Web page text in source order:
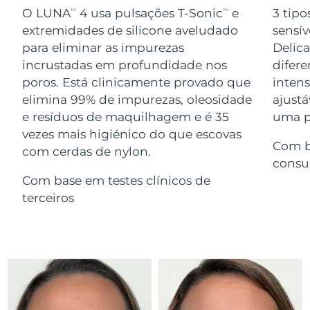
O LUNATM 4 usa pulsações T-SonicTM
e
extremidades de silicone aveludado
para eliminar as impurezas
incrustadas em profundidade nos
poros. Está clinicamente provado que
elimina 99% de impurezas, oleosidade
e resíduos de maquilhagem e é 35
vezes mais higiénico do que escovas
com cerdas de nylon.
Com base em testes clínicos de
terceiros
3
uma
Com
Advanced pore care essentials
For healthy hair
issa™ Teeth Whitening Gel
18% PAP
Cosméticos Homens
Comprar todos
FOREO APP
Israel Entrega prevista 8/12/26
Itália Entrega prevista 8/8/26
Japão Entrega prevista 8/11/26
Jersey
8/10/26
Kuwait
Líbano Entrega prevista
Lituânia Entrega prevista8/8/26